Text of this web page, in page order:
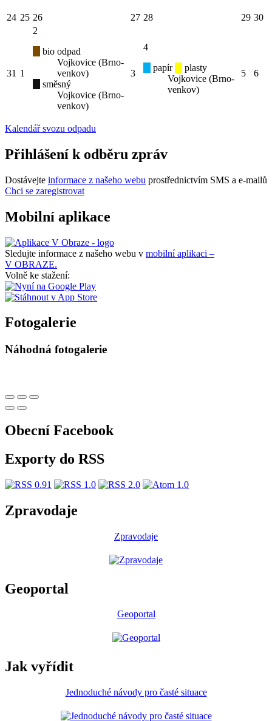
24 25 26 27 28 29 30
31 1
2
bio odpad
Vojkovice (Brno-
venkov)
směsný
Vojkovice (Brno-
venkov)
3
4
papír
plasty
Vojkovice (Brno-
venkov)
5 6
Kalendář svozu odpadu
Přihlášení k odběru zpráv
Dostávejte informace z našeho webu prostřednictvím SMS a e-mailů
Chci se zaregistrovat
Mobilní aplikace
Sledujte informace z našeho webu v mobilní aplikaci –
V OBRAZE.
Volně ke stažení:
Fotogalerie
Náhodná fotogalerie